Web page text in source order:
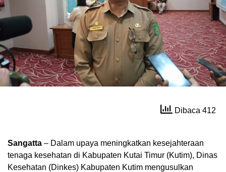
Dibaca 412
Sangatta – Dalam upaya meningkatkan kesejahteraan
tenaga kesehatan di Kabupaten Kutai Timur (Kutim), Dinas
Kesehatan (Dinkes) Kabupaten Kutim mengusulkan